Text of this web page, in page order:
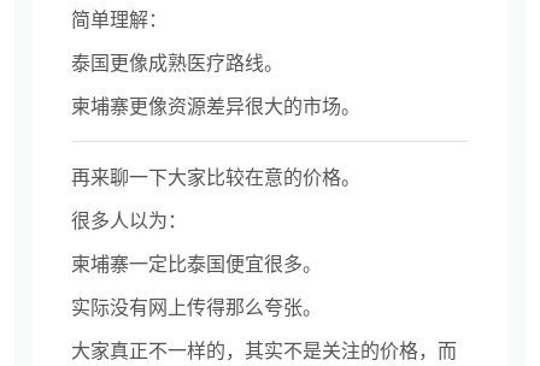
简单理解：
泰国更像成熟医疗路线。
柬埔寨更像资源差异很大的市场。
再来聊一下大家比较在意的价格。
很多人以为：
柬埔寨一定比泰国便宜很多。
实际没有网上传得那么夸张。
大家真正不一样的，其实不是关注的价格，而